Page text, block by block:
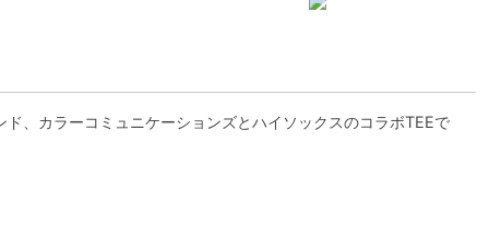
、カラーコミュニケーションズとハイソックスのコラボTEEで